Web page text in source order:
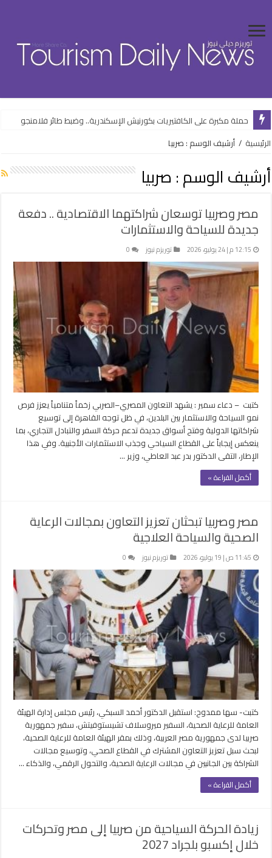
حملة مكبرة على الكافتيريات بكورنيش الإسكندرية.. وضبط طائر فلامنجو
الرئيسية / أرشيف الوسم : صربيا
أرشيف الوسم : صربيا
مصر وصربيا توسعان شراكتهما الاقتصادية .. دفعة
جديدة للسياحة والاستثمارات
12:15 م | 24 يوليو، 2026 توريزم نيوز 0
كتبت – دعاء سمير : يشهد التعاون المصري–الصربي زخماً متنامياً يعزز فرص
نمو السياحة والاستثمار بين البلدين، في ظل توجه القاهرة إلى توسيع
شراكاتها الدولية وفتح أسواق جديدة تدعم حركة السفر والتبادل التجاري، بما
ينعكس إيجاباً على القطاع السياحي وجذب الاستثمارات الأجنبية. وفي هذا
الإطار، التقى الدكتور بدر عبد العاطي، وزير …
أكمل القراءة »
مصر وصربيا تبحثان تعزيز التعاون بمجالات الرعاية
الصحية والسياحة العلاجية
11:45 ص | 19 يوليو، 2026 توريزم نيوز 0
كتبت- سها ممدوح: استقبل الدكتور أحمد السبكي، رئيس مجلس إدارة الهيئة
العامة للرعاية الصحية، السفير ميروسلاف تشيستوفيتش، سفير جمهورية
صربيا لدى جمهورية مصر العربية، وذلك بمقر الهيئة العامة للرعاية الصحية،
لبحث سبل تعزيز التعاون المشترك في القطاع الصحي، وتوسيع مجالات
الشراكة بين الجانبين في مجالات الرعاية الصحية، والتحول الرقمي، والذكاء …
أكمل القراءة »
زيادة الحركة السياحية من صربيا إلى مصر وتحركات
خلال إكسبو بلجراد 2027